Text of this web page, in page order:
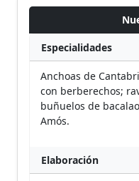
Especialidades
Anchoas de
con berberechos;
buñuelos de
Amós.
Elaboración